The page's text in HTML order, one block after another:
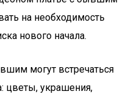
на необходимость
нового начала.
могут встречаться
цветы, украшения,